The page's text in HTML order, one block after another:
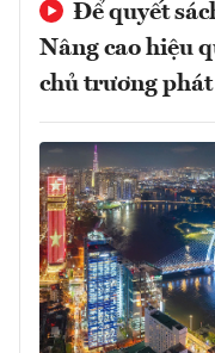
Để quyết
Nâng cao hiệu
chủ trương